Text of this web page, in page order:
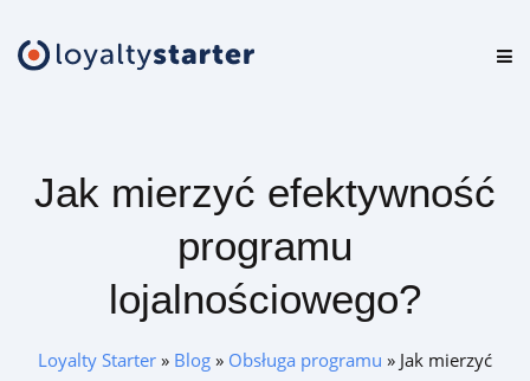
Cennik
Jak mierzyć efektywność
programu
lojalnościowego?
Loyalty Starter » Blog » Obsługa programu » Jak mierzyć